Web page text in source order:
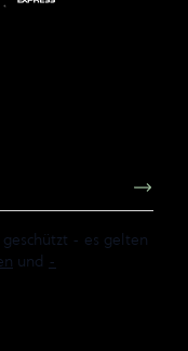
geschützt - es gelten
und -